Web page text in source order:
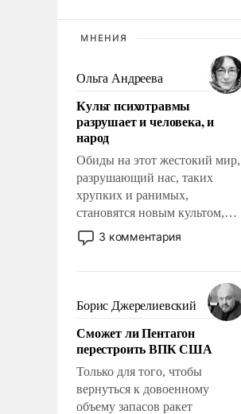
МНЕНИЯ
Ольга Андреева
Культ психотравмы
разрушает и человека, и
народ
Обиды на этот жестокий мир,
разрушающий нас, таких
хрупких и ранимых,
становятся новым культом,
постепенно вытесняя и
отменяя традиционное
мужественным и твердым под
ударами судьбы, брать на себя
ответственность, помогать
слабым, идти вперед и
адаптироваться.
3 комментария
Борис Джерелиевский
Сможет ли Пентагон
перестроить ВПК США
Только для того, чтобы
вернуться к довоенному
объему запасов ракет